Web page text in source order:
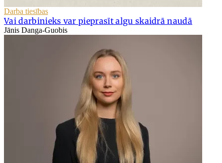
Darba tiesības
Vai darbinieks var pieprasīt algu skaidrā naudā
Jānis Danga-Guobis